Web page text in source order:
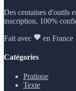
Des centaines d'outils
inscription, 100%
Fait avec en France
Catégories
Pratique
Texte